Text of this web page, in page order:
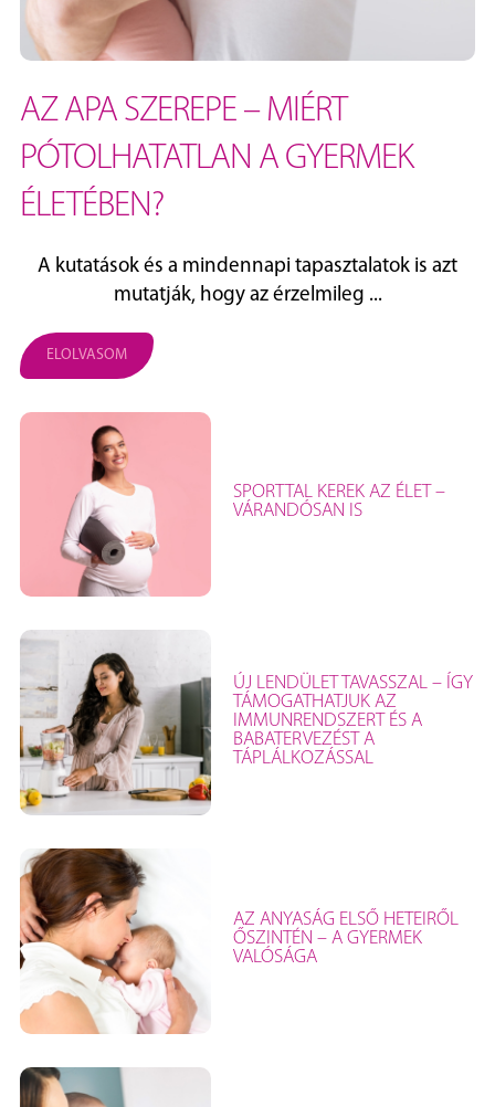
AZ APA SZEREPE – MIÉRT
PÓTOLHATATLAN A GYERMEK
ÉLETÉBEN?
A kutatások és a mindennapi tapasztalatok is azt
mutatják, hogy az érzelmileg ...
ELOLVASOM
SPORTTAL KEREK AZ ÉLET –
VÁRANDÓSAN IS
ÚJ LENDÜLET TAVASSZAL – ÍGY
TÁMOGATHATJUK AZ
IMMUNRENDSZERT ÉS A
BABATERVEZÉST A
TÁPLÁLKOZÁSSAL
AZ ANYASÁG ELSŐ HETEIRŐL
ŐSZINTÉN – A GYERMEK
VALÓSÁGA